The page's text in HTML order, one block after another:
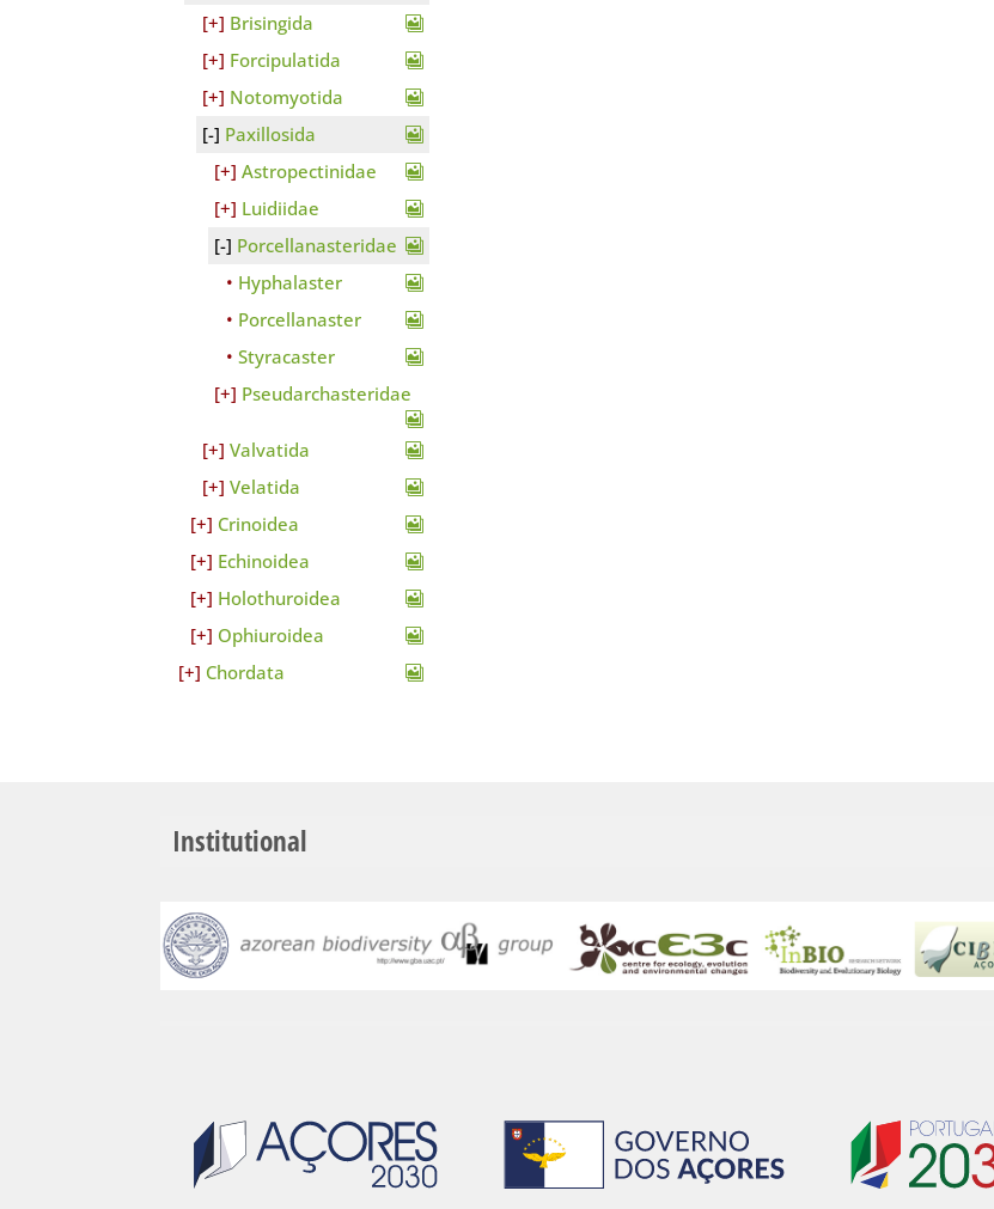
Brisingida
Forcipulatida
Notomyotida
Paxillosida
Astropectinidae
Luidiidae
Porcellanasteridae
Hyphalaster
Porcellanaster
Styracaster
Pseudarchasteridae
Valvatida
Velatida
Crinoidea
Echinoidea
Holothuroidea
Ophiuroidea
Chordata
Institutional